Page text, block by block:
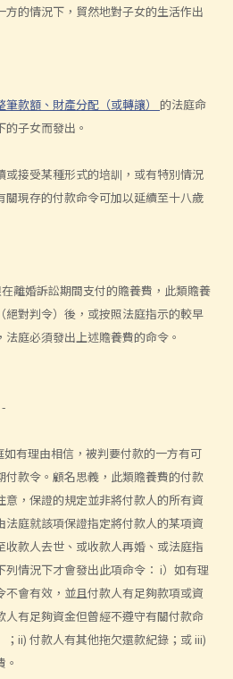
的情況下，貿然地對子女的生活作出
款額、財產分配（或轉讓） 的法庭命
子女而發出。
接受某種形式的培訓，或有特別情況
關現存的付款命令可加以延續至十八歲
離婚訴訟期間支付的贍養費，此類贍養
對判令）後，或按照法庭指示的較早
庭必須發出上述贍養費的命令。
有理由相信，被判要付款的一方有可
付款令。顧名思義，此類贍養費的付款
，保證的規定並非將付款人的所有資
法庭就該項保證指定將付款人的某項資
收款人去世、或收款人再婚、或法庭指
情況下才會發出此項命令： i）如有理
不會有效，並且付款人有足夠款項或資
人有足夠資金但曾經不遵守有關付款命
ii) 付款人有其他拖欠還款紀錄；或 iii)
為夫婦在離婚前後提供家事調解服務？
法負擔聘請代表律師的費用，我可以怎
要符合什麼條件？
結婚之外，有什麼其他類型的婚姻會獲
或按照中國傳統習俗結婚或無註冊的配
認？他 / 她們可否成為離婚訴訟的其中
）
須向法庭解釋我要離婚的原因？
婚理由的理據，對兒童撫養相關問題和
離婚理由的證據，我可以從我配偶那裡